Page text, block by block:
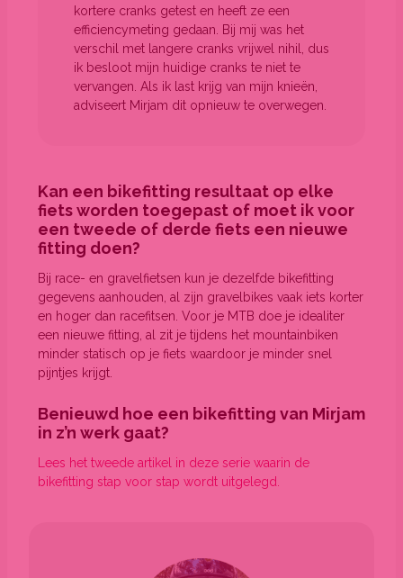
kortere cranks getest en heeft ze een
efficiencymeting gedaan. Bij mij was het
verschil met langere cranks vrijwel nihil, dus
ik besloot mijn huidige cranks te niet te
vervangen. Als ik last krijg van mijn knieën,
adviseert Mirjam dit opnieuw te overwegen.
Kan een bikefitting resultaat op elke
fiets worden toegepast of moet ik voor
een tweede of derde fiets een nieuwe
fitting doen?
Bij race- en gravelfietsen kun je dezelfde bikefitting
gegevens aanhouden, al zijn gravelbikes vaak iets korter
en hoger dan racefitsen. Voor je MTB doe je idealiter
een nieuwe fitting, al zit je tijdens het mountainbiken
minder statisch op je fiets waardoor je minder snel
pijntjes krijgt.
Benieuwd hoe een bikefitting van Mirjam
in z’n werk gaat?
Lees het tweede artikel in deze serie waarin de
bikefitting stap voor stap wordt uitgelegd.